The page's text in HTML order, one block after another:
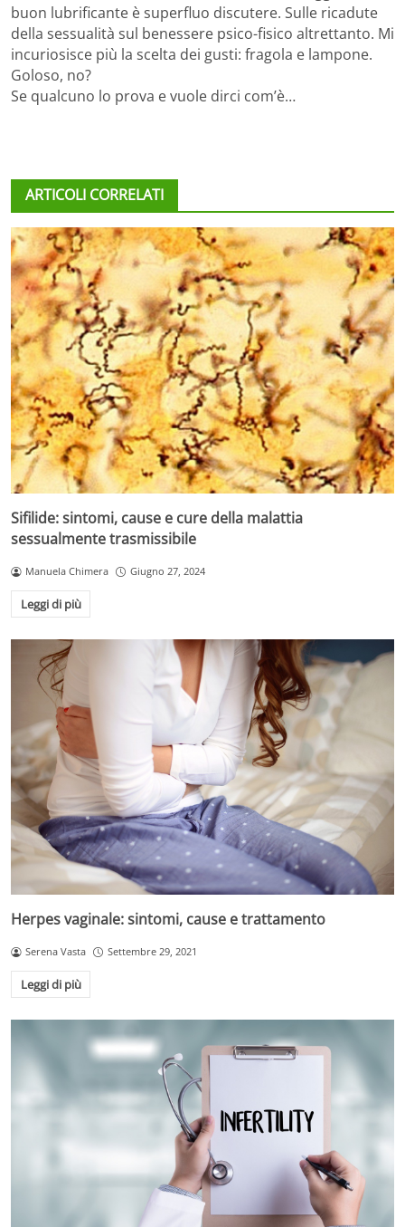
buon lubrificante è superfluo discutere. Sulle ricadute
della sessualità sul benessere psico-fisico altrettanto. Mi
incuriosisce più la scelta dei gusti: fragola e lampone.
Goloso, no?
Se qualcuno lo prova e vuole dirci com’è…
ARTICOLI CORRELATI
Sifilide: sintomi, cause e cure della malattia
sessualmente trasmissibile
Manuela Chimera Giugno 27, 2024
Leggi di più
Herpes vaginale: sintomi, cause e trattamento
Serena Vasta Settembre 29, 2021
Leggi di più